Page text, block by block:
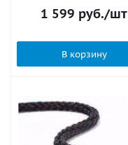
1 599 руб./шт
В корзину